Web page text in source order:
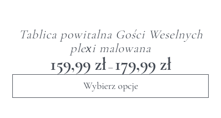
Tablica powitalna Gości Weselnych
plexi malowana
159,99 zł – 179,99 złZakres
cen:
do
Wybierz opcje